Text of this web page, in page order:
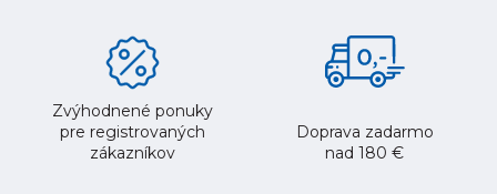
Zvýhodnené ponuky
pre registrovaných
zákazníkov
Doprava zadarmo
nad 180 €